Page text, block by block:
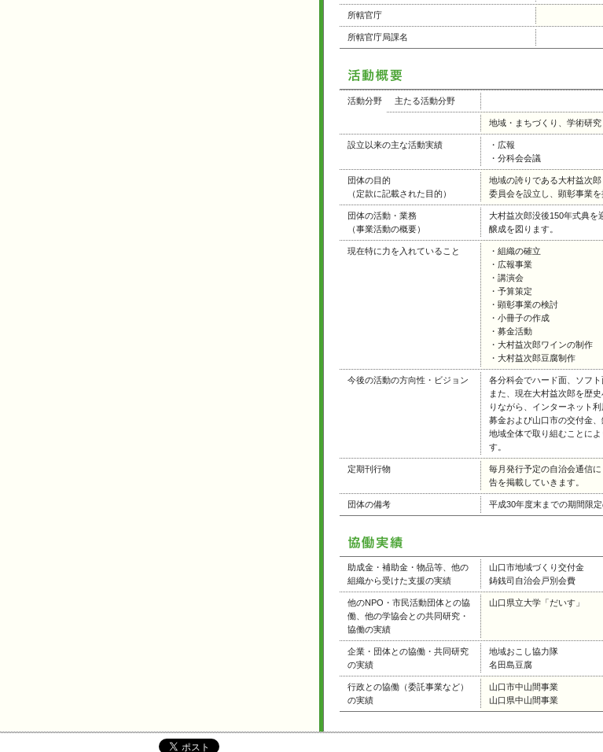
所轄官庁
所轄官庁局課名
活動分野 主たる活動分野
地域・まちづくり、学術研
設立以来の主な活動実績
・広報
・分科会会議
団体の目的
（定款に記載された目的）
地域の誇りである大村益次
委員会を設立し、顕彰事業
団体の活動・業務
（事業活動の概要）
大村益次郎没後150年式典を
醸成を図ります。
現在特に力を入れていること
・組織の確立
・広報事業
・講演会
・予算策定
・顕彰事業の検討
・小冊子の作成
・募金活動
・大村益次郎ワインの制作
・大村益次郎豆腐制作
今後の活動の方向性・ビジョン
各分科会でハード面、ソフ
また、現在大村益次郎を歴
りながら、インターネット
募金および山口市の交付金
地域全体で取り組むことに
す。
定期刊行物
毎月発行予定の自治会通信
告を掲載していきます。
団体の備考 平成30年度末までの期間限定
助成金・補助金・物品等、他の
組織から受けた支援の実績
山口市地域づくり交付金
鋳銭司自治会戸別会費
他のNPO・市民活動団体との協
働、他の学協会との共同研究・
協働の実績
山口県立大学「だいす」
企業・団体との協働・共同研究
の実績
地域おこし協力隊
名田島豆腐
行政との協働（委託事業など）
の実績
山口市中山間事業
山口県中山間事業